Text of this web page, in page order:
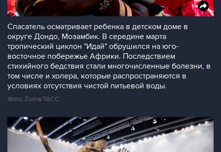
Cпасатель осматривает ребенка в детском доме в
округе Дондо, Мозамбик. В середине марта
тропический циклон "Идай" обрушился на юго-
восточное побережье Африки. Последствием
стихийного бедствия стали многочисленные болезни, в
том числе и холера, которые распространяются в
условиях отсутствия чистой питьевой воды.
Фото: Zuma/ТАСС